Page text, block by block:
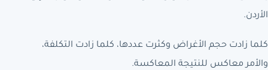
الأردن.
كلما زادت حجم الأغراض وكثرت عددها، كلما زادت التكلفة،
والأمر معاكس للنتيجة المعاكسة.